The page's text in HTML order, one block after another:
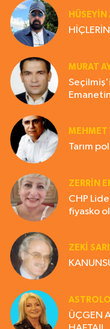
HÜSEYIN
MURAT
MEHMET
Tarım
ZERRIN
CHP
fiyasko
ZEKI
ÜÇGEN